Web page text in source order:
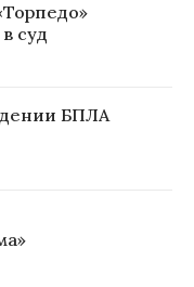
суд
БПЛА